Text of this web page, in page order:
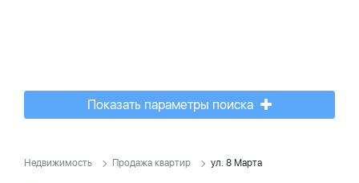
Показать параметры поиска
Недвижимость Продажа квартир ул. 8 Марта